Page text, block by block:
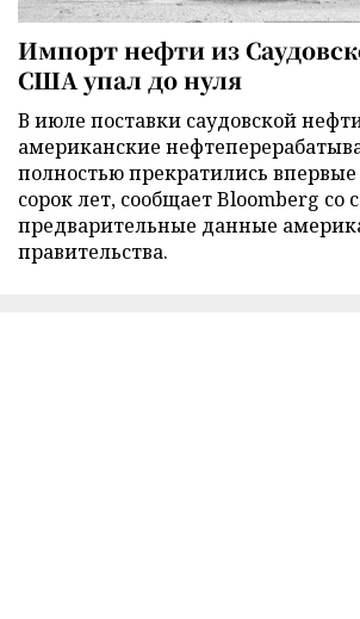
Импорт нефти из
США упал до нуля
В июле поставки саудовской
американские
полностью прекратились впервые
сорок лет, сообщает Bloomberg со
предварительные данные
правительства.